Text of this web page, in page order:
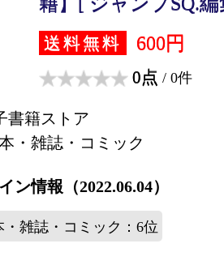
送料無料 600円
0点 / 0件
書籍ストア
・雑誌・コミック
ン情報（2022.06.04）
・雑誌・コミック：6位